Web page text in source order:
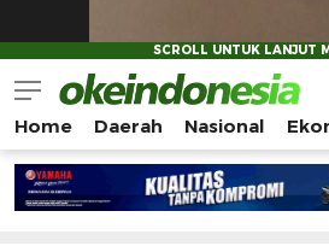
Okeindonesia.Online
Mengonlinekan Indonesia
Home Daerah Nasional